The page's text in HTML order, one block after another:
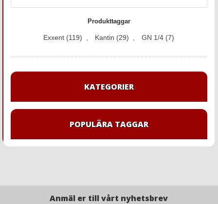
Produkttaggar
Exxent (119) Kantin (29) GN 1/4 (7)
KATEGORIER
POPULÄRA TAGGAR
Anmäl er till vårt nyhetsbrev